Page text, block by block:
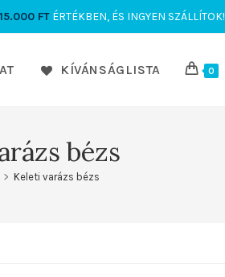
15.000 FT ÉRTÉKBEN, ÉS INGYEN SZÁLLÍTOK!
KÍVÁNSÁGLISTA 0
bézs
> Keleti varázs bézs